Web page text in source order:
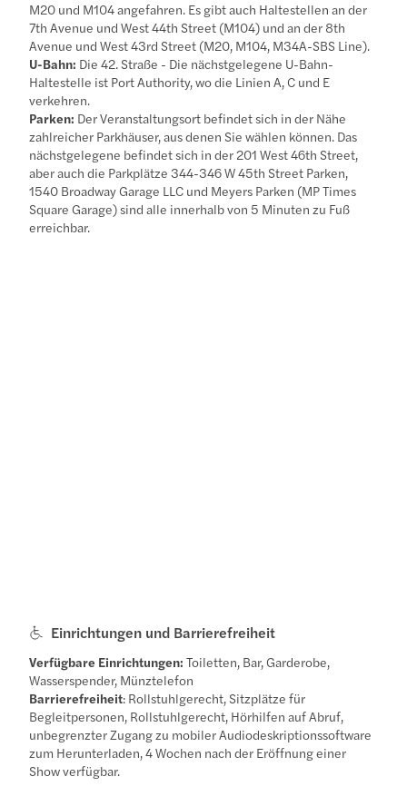
M20 und M104 angefahren. Es gibt auch Haltestellen an der
7th Avenue und West 44th Street (M104) und an der 8th
Avenue und West 43rd Street (M20, M104, M34A-SBS Line).
U-Bahn: Die 42. Straße - Die nächstgelegene U-Bahn-
Haltestelle ist Port Authority, wo die Linien A, C und E
verkehren.
Parken: Der Veranstaltungsort befindet sich in der Nähe
zahlreicher Parkhäuser, aus denen Sie wählen können. Das
nächstgelegene befindet sich in der 201 West 46th Street,
aber auch die Parkplätze 344-346 W 45th Street Parken,
1540 Broadway Garage LLC und Meyers Parken (MP Times
Square Garage) sind alle innerhalb von 5 Minuten zu Fuß
erreichbar.
Einrichtungen und Barrierefreiheit
Verfügbare Einrichtungen: Toiletten, Bar, Garderobe,
Wasserspender, Münztelefon
Barrierefreiheit: Rollstuhlgerecht, Sitzplätze für
Begleitpersonen, Rollstuhlgerecht, Hörhilfen auf Abruf,
unbegrenzter Zugang zu mobiler Audiodeskriptionssoftware
zum Herunterladen, 4 Wochen nach der Eröffnung einer
Show verfügbar.